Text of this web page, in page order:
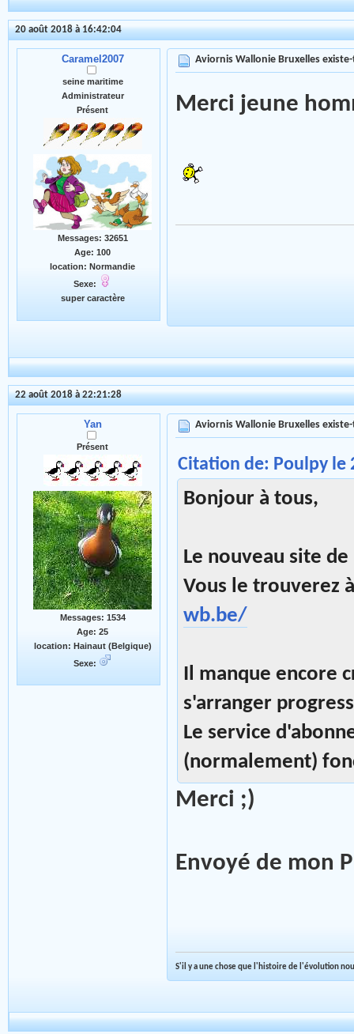
20 août 2018 à 16:42:04
Caramel2007
seine maritime
Administrateur
Présent
Messages: 32651
Age: 100
location: Normandie
Sexe:
super caractère
Aviornis Wallonie Bruxelles
Merci jeune
22 août 2018 à 22:21:28
Yan
Présent
Messages: 1534
Age: 25
location: Hainaut (Belgique)
Sexe:
Aviornis Wallonie Bruxelles
Citation de: Poulpy le
Bonjour à tous,
Le nouveau site
Vous le trouverez
wb.be/
Il manque encore
s'arranger
Le service
(normalement)
Merci ;)
Envoyé de mon
S'il y a une chose que l'histoire de l'évolution